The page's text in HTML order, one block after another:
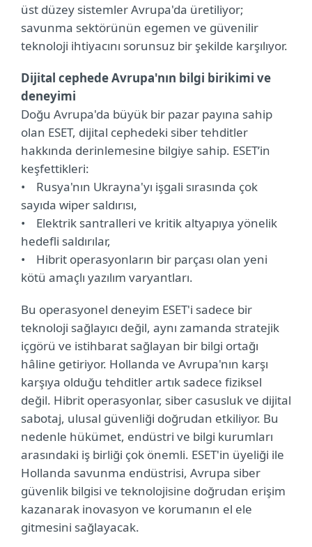
üst düzey sistemler Avrupa'da üretiliyor;
savunma sektörünün egemen ve güvenilir
teknoloji ihtiyacını sorunsuz bir şekilde karşılıyor.
Dijital cephede Avrupa'nın bilgi birikimi ve
deneyimi
Doğu Avrupa'da büyük bir pazar payına sahip
olan ESET, dijital cephedeki siber tehditler
hakkında derinlemesine bilgiye sahip. ESET’in
keşfettikleri:
• Rusya'nın Ukrayna'yı işgali sırasında çok
sayıda wiper saldırısı,
• Elektrik santralleri ve kritik altyapıya yönelik
hedefli saldırılar,
• Hibrit operasyonların bir parçası olan yeni
kötü amaçlı yazılım varyantları.
Bu operasyonel deneyim ESET'i sadece bir
teknoloji sağlayıcı değil, aynı zamanda stratejik
içgörü ve istihbarat sağlayan bir bilgi ortağı
hâline getiriyor. Hollanda ve Avrupa'nın karşı
karşıya olduğu tehditler artık sadece fiziksel
değil. Hibrit operasyonlar, siber casusluk ve dijital
sabotaj, ulusal güvenliği doğrudan etkiliyor. Bu
nedenle hükümet, endüstri ve bilgi kurumları
arasındaki iş birliği çok önemli. ESET'in üyeliği ile
Hollanda savunma endüstrisi, Avrupa siber
güvenlik bilgisi ve teknolojisine doğrudan erişim
kazanarak inovasyon ve korumanın el ele
gitmesini sağlayacak.